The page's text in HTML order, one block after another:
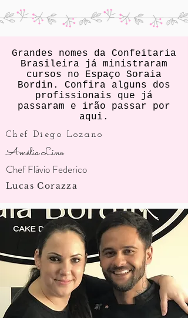
Grandes nomes da Confeitaria
Brasileira já ministraram
cursos no Espaço Soraia
Bordin. Confira alguns dos
profissionais que já
passaram e irão passar por
aqui.
Chef Diego Lozano
Amélia Lino
Chef Flávio Federico
Lucas Corazza